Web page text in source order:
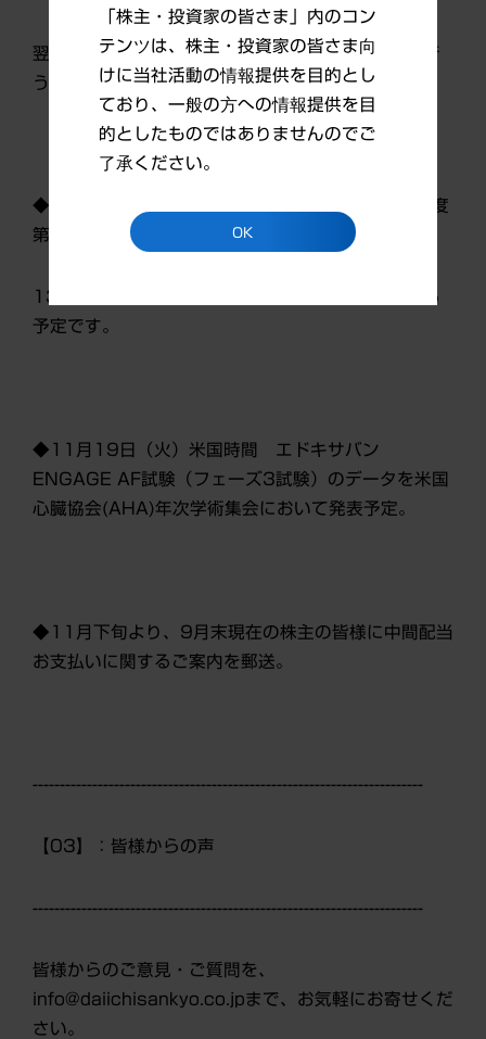
翌30日（水）に日本語訳版のニュースリリースを行
う予定です。
◆10月31日（木） 第一三共グループ 2013年度
第2四半期（4月～9月）決算発表
13時に決算関連資料を当社ウェブサイトに掲載する
予定です。
◆11月19日（火）米国時間 エドキサバン
ENGAGE AF試験（フェーズ3試験）のデータを米国
心臓協会(AHA)年次学術集会において発表予定。
◆11月下旬より、9月末現在の株主の皆様に中間配当
お支払いに関するご案内を郵送。
------------------------------------------------------------------------
【03】：皆様からの声
------------------------------------------------------------------------
皆様からのご意見・ご質問を、
info@daiichisankyo.co.jpまで、お気軽にお寄せくだ
さい。
「株主・投資家の皆さま」内のコン
テンツは、株主・投資家の皆さま向
けに当社活動の情報提供を目的とし
ており、一般の方への情報提供を目
的としたものではありませんのでご
了承ください。
OK